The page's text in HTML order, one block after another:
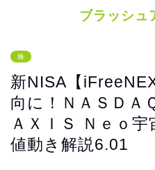
ブラッシュ
株
新NISA【
向に！ＮＡＳＤＡ
ＡＸＩＳ Ｎｅｏ宇
値動き解説6.01